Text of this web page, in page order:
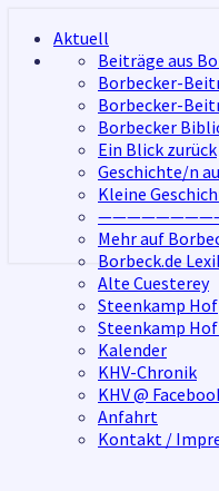
content
Aktuell
Beiträge aus
Borbecker-
Borbecker-
Borbecker
Ein Blick zurück
Geschichte/n
Kleine
Mehr auf
Borbeck.de
Alte Cuesterey
Steenkamp Hof
Steenkamp
Kalender
KHV-Chronik
KHV @
Anfahrt
Kontakt /